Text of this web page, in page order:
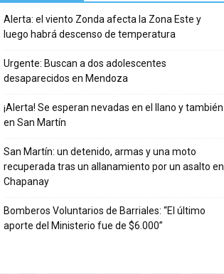
Alerta: el viento Zonda afecta la Zona Este y
luego habrá descenso de temperatura
Urgente: Buscan a dos adolescentes
desaparecidos en Mendoza
¡Alerta! Se esperan nevadas en el llano y también
en San Martín
San Martín: un detenido, armas y una moto
recuperada tras un allanamiento por un asalto en
Chapanay
Bomberos Voluntarios de Barriales: “El último
aporte del Ministerio fue de $6.000”